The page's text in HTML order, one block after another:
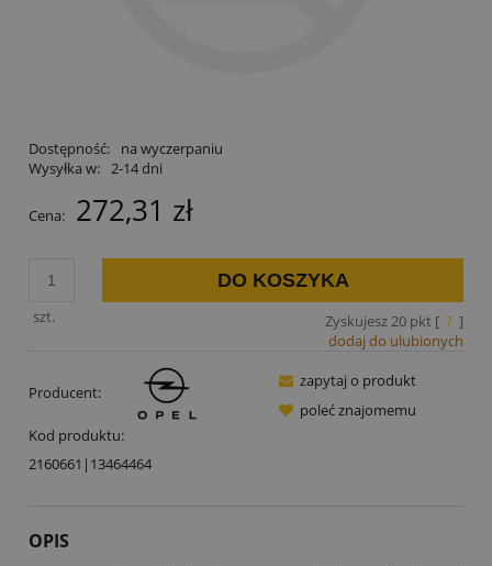
Dostępność:
na wyczerpaniu
Wysyłka w: 2-14 dni
Cena: 272,31 zł
szt.
DO KOSZYKA
Zyskujesz20pkt [ ? ]
dodaj do ulubionych
Producent:
Kod produktu:
2160661|13464464
zapytaj o produkt
poleć znajomemu
OPIS